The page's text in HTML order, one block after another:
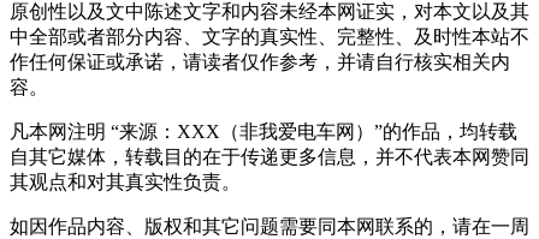
原创性以及文中陈述文字和内容未经本网证实，对本文以及其
中全部或者部分内容、文字的真实性、完整性、及时性本站不
作任何保证或承诺，请读者仅作参考，并请自行核实相关内
容。
凡本网注明 “来源：XXX（非我爱电车网）”的作品，均转载
自其它媒体，转载目的在于传递更多信息，并不代表本网赞同
其观点和对其真实性负责。
如因作品内容、版权和其它问题需要同本网联系的，请在一周